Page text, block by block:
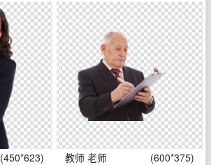
(450*623) 教师 老师 (600*375)